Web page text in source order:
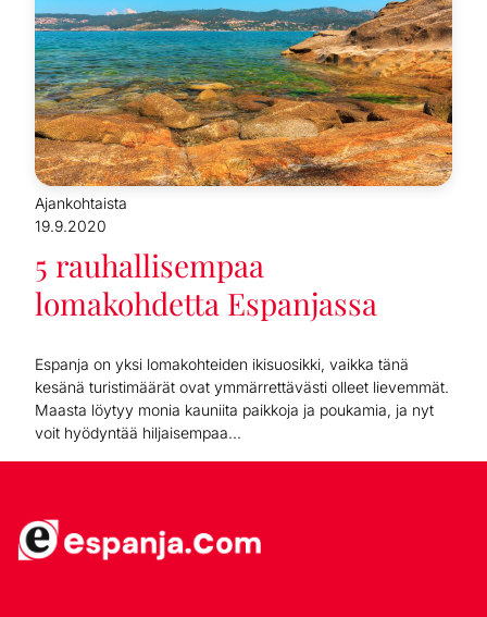
Ajankohtaista
19.9.2020
5 rauhallisempaa
lomakohdetta Espanjassa
Espanja on yksi lomakohteiden ikisuosikki, vaikka tänä
kesänä turistimäärät ovat ymmärrettävästi olleet lievemmät.
Maasta löytyy monia kauniita paikkoja ja poukamia, ja nyt
voit hyödyntää hiljaisempaa...